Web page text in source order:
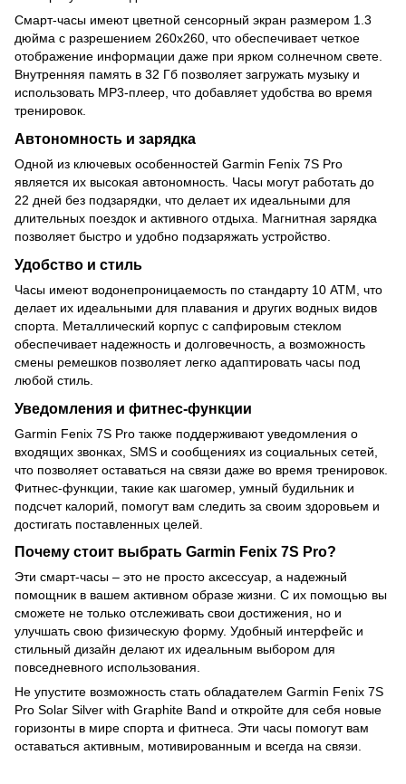
Смарт-часы имеют цветной сенсорный экран размером 1.3
дюйма с разрешением 260x260, что обеспечивает четкое
отображение информации даже при ярком солнечном свете.
Внутренняя память в 32 Гб позволяет загружать музыку и
использовать MP3-плеер, что добавляет удобства во время
тренировок.
Автономность и зарядка
Одной из ключевых особенностей Garmin Fenix 7S Pro
является их высокая автономность. Часы могут работать до
22 дней без подзарядки, что делает их идеальными для
длительных поездок и активного отдыха. Магнитная зарядка
позволяет быстро и удобно подзаряжать устройство.
Удобство и стиль
Часы имеют водонепроницаемость по стандарту 10 ATM, что
делает их идеальными для плавания и других водных видов
спорта. Металлический корпус с сапфировым стеклом
обеспечивает надежность и долговечность, а возможность
смены ремешков позволяет легко адаптировать часы под
любой стиль.
Уведомления и фитнес-функции
Garmin Fenix 7S Pro также поддерживают уведомления о
входящих звонках, SMS и сообщениях из социальных сетей,
что позволяет оставаться на связи даже во время тренировок.
Фитнес-функции, такие как шагомер, умный будильник и
подсчет калорий, помогут вам следить за своим здоровьем и
достигать поставленных целей.
Почему стоит выбрать Garmin Fenix 7S Pro?
Эти смарт-часы – это не просто аксессуар, а надежный
помощник в вашем активном образе жизни. С их помощью вы
сможете не только отслеживать свои достижения, но и
улучшать свою физическую форму. Удобный интерфейс и
стильный дизайн делают их идеальным выбором для
повседневного использования.
Не упустите возможность стать обладателем Garmin Fenix 7S
Pro Solar Silver with Graphite Band и откройте для себя новые
горизонты в мире спорта и фитнеса. Эти часы помогут вам
оставаться активным, мотивированным и всегда на связи.